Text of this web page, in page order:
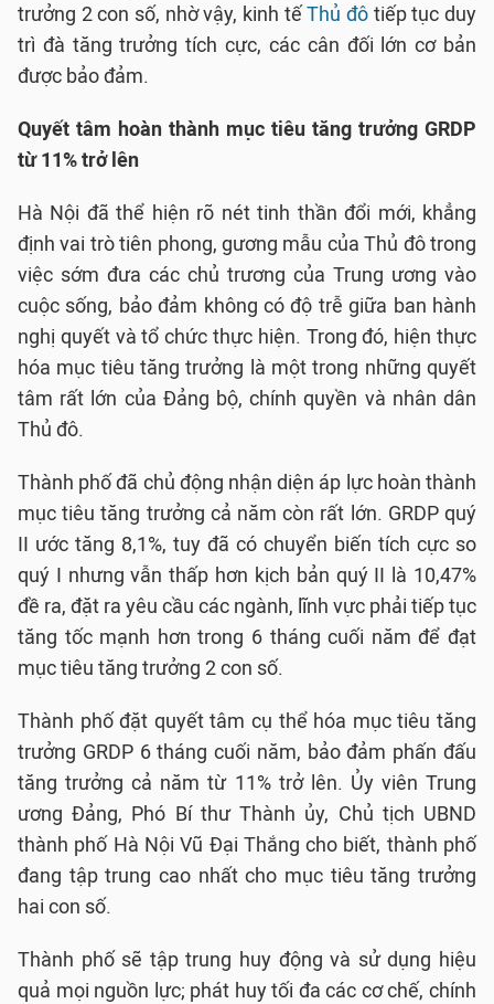
trưởng 2 con số, nhờ vậy, kinh tếThủ đô tiếp tục duy
trì đà tăng trưởng tích cực, các cân đối lớn cơ bản
được bảo đảm.
Quyết tâm hoàn thành mục tiêu tăng trưởng GRDP
từ 11% trở lên
Hà Nội đã thể hiện rõ nét tinh thần đổi mới, khẳng
định vai trò tiên phong, gương mẫu của Thủ đô trong
việc sớm đưa các chủ trương của Trung ương vào
cuộc sống, bảo đảm không có độ trễ giữa ban hành
nghị quyết và tổ chức thực hiện. Trong đó, hiện thực
hóa mục tiêu tăng trưởng là một trong những quyết
tâm rất lớn của Đảng bộ, chính quyền và nhân dân
Thủ đô.
Thành phố đã chủ động nhận diện áp lực hoàn thành
mục tiêu tăng trưởng cả năm còn rất lớn. GRDP quý
II ước tăng 8,1%, tuy đã có chuyển biến tích cực so
quý I nhưng vẫn thấp hơn kịch bản quý II là 10,47%
đề ra, đặt ra yêu cầu các ngành, lĩnh vực phải tiếp tục
tăng tốc mạnh hơn trong 6 tháng cuối năm để đạt
mục tiêu tăng trưởng 2 con số.
Thành phố đặt quyết tâm cụ thể hóa mục tiêu tăng
trưởng GRDP 6 tháng cuối năm, bảo đảm phấn đấu
tăng trưởng cả năm từ 11% trở lên. Ủy viên Trung
ương Đảng, Phó Bí thư Thành ủy, Chủ tịch UBND
thành phố Hà Nội Vũ Đại Thắng cho biết, thành phố
đang tập trung cao nhất cho mục tiêu tăng trưởng
hai con số.
Thành phố sẽ tập trung huy động và sử dụng hiệu
quả mọi nguồn lực; phát huy tối đa các cơ chế, chính